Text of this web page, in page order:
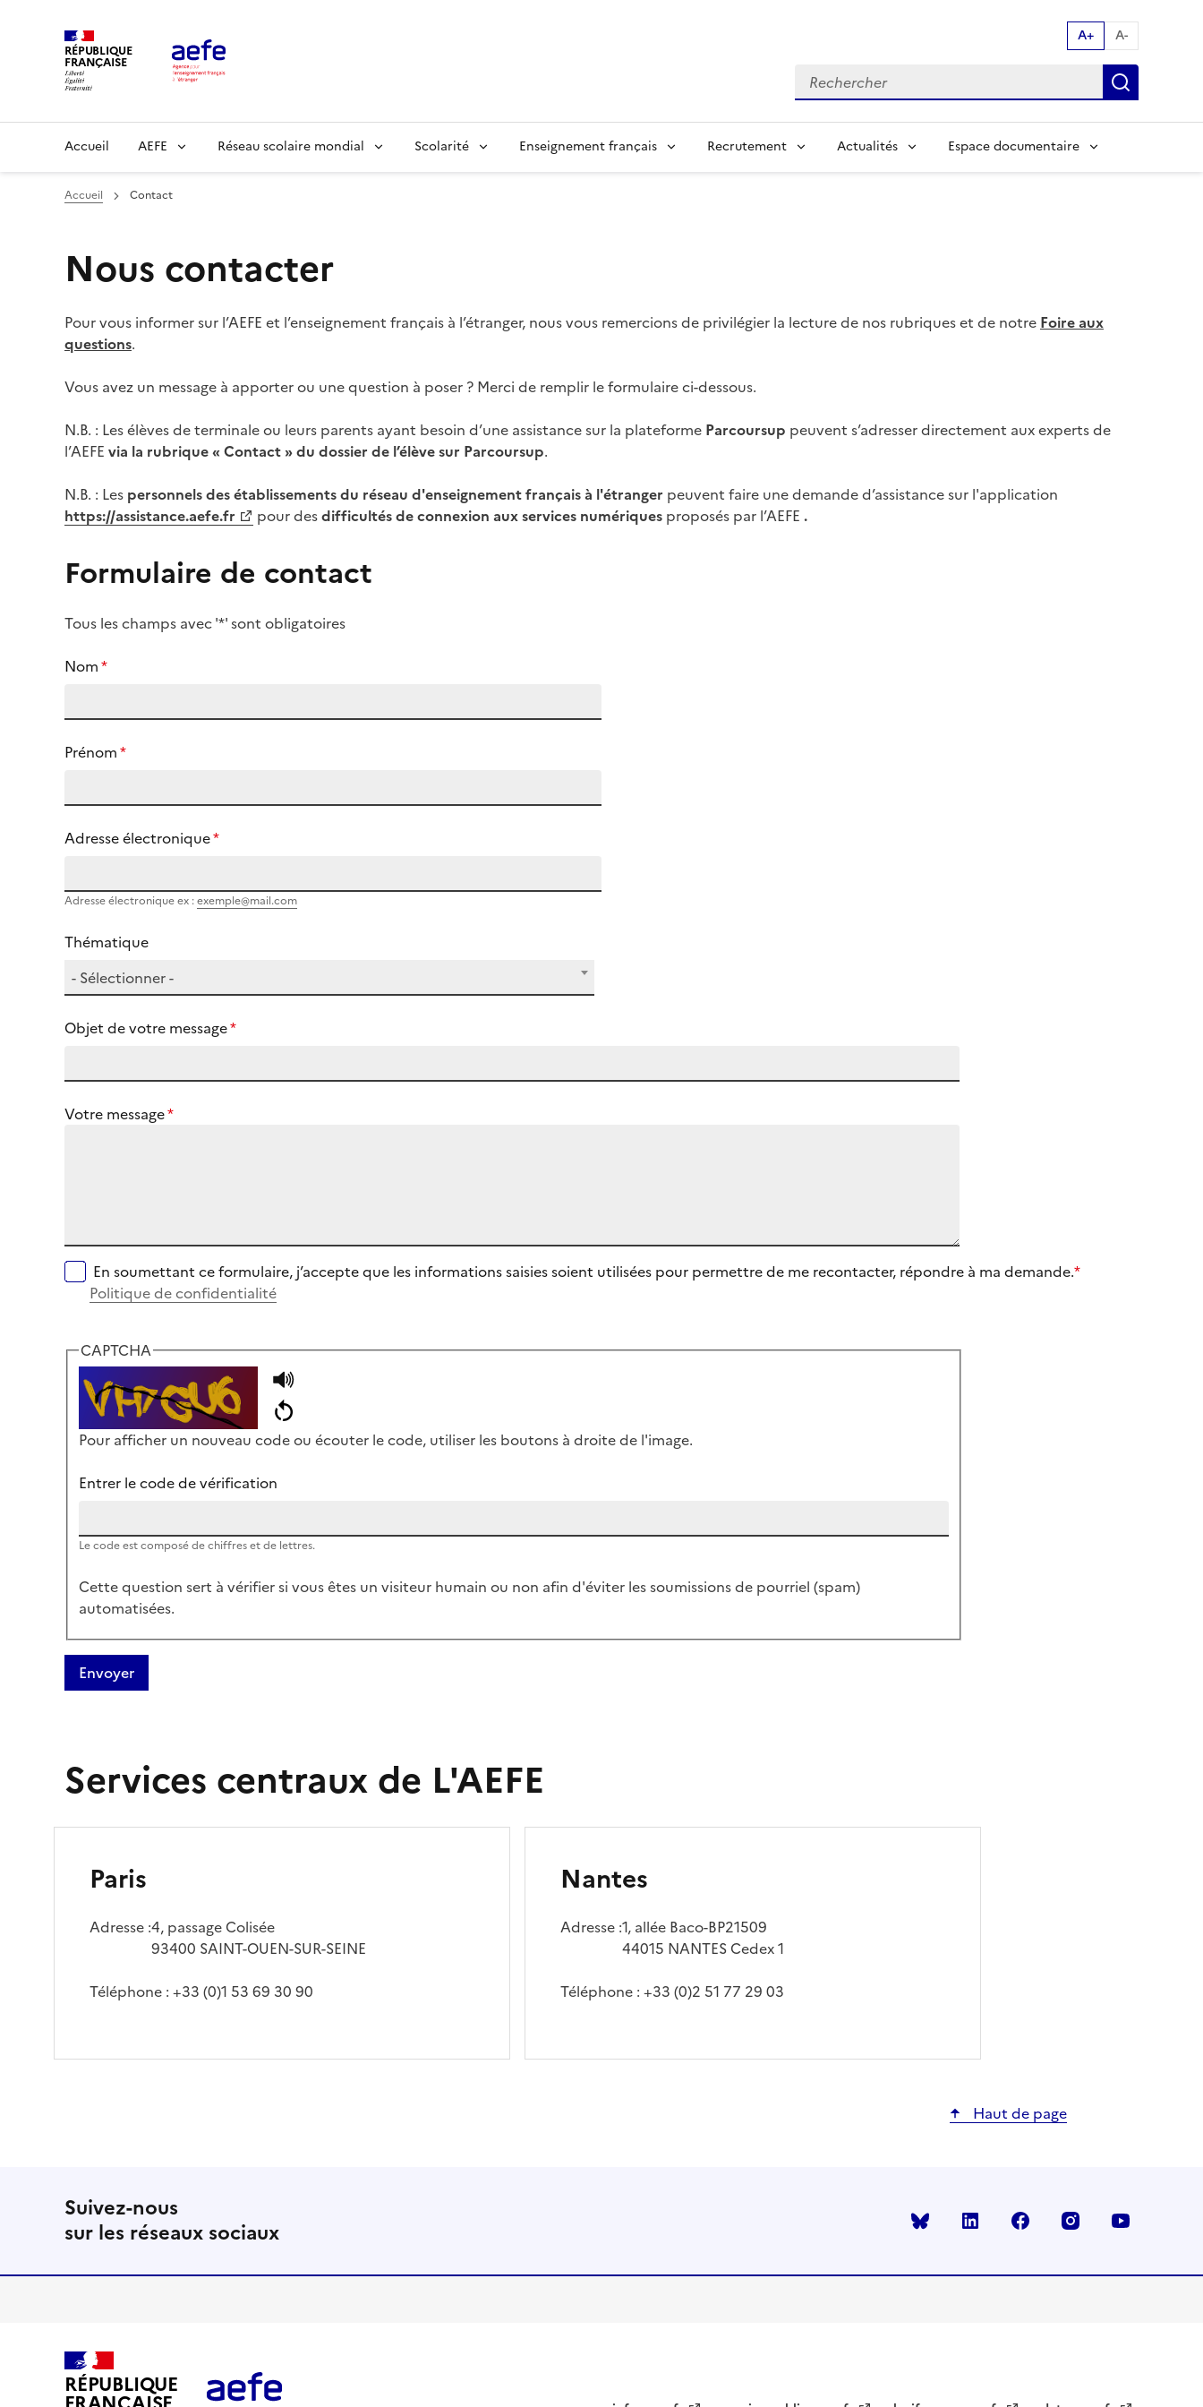
RÉPUBLIQUE
FRANÇAISE
A+ A-
Recherche par mot clés:
Main
Accueil AEFE Réseau scolaire mondial Scolarité Enseignement français Recrutement Actualités Espace documentaire
Accueil Contact
Nous contacter
Pour vous informer sur l’AEFE et l’enseignement français à l’étranger, nous vous remercions de privilégier la lecture de nos rubriques et de notre Foire aux
questions.
Vous avez un message à apporter ou une question à poser ? Merci de remplir le formulaire ci-dessous.
N.B. : Les élèves de terminale ou leurs parents ayant besoin d’une assistance sur la plateforme Parcoursup peuvent s’adresser directement aux experts de
l’AEFE via la rubrique « Contact » du dossier de l’élève sur Parcoursup.
N.B. : Les personnels des établissements du réseau d'enseignement français à l'étranger peuvent faire une demande d’assistance sur l'application
https://assistance.aefe.fr
pour desdifficultés de connexion aux services numériques proposés par l’AEFE .
Formulaire de contact
Tous les champs avec '*' sont obligatoires
Nom*
Prénom*
Adresse électronique*
Adresse électronique ex :exemple@mail.com
Thématique
Thématique
*
- Sélectionner -
Objet de votre message*
Votre message*
En soumettant ce formulaire, j’accepte que les informations saisies soient utilisées pour permettre de me recontacter, répondre à ma demande.*
Politique de confidentialité
CAPTCHA
Pour afficher un nouveau code ou écouter le code, utiliser les boutons à droite de l'image.
Entrer le code de vérification
Le code est composé de chiffres et de lettres.
Cette question sert à vérifier si vous êtes un visiteur humain ou non afin d'éviter les soumissions de pourriel (spam)
automatisées.
Services centraux de L'AEFE
Paris
Adresse :4, passage Colisée
93400 SAINT-OUEN-SUR-SEINE
Téléphone : +33 (0)1 53 69 30 90
Nantes
Adresse :1, allée Baco-BP21509
44015 NANTES Cedex 1
Téléphone : +33 (0)2 51 77 29 03
Haut de page
Suivez-nous
sur les réseaux sociaux
Bluesky linkedin facebook instagram
RÉPUBLIQUE